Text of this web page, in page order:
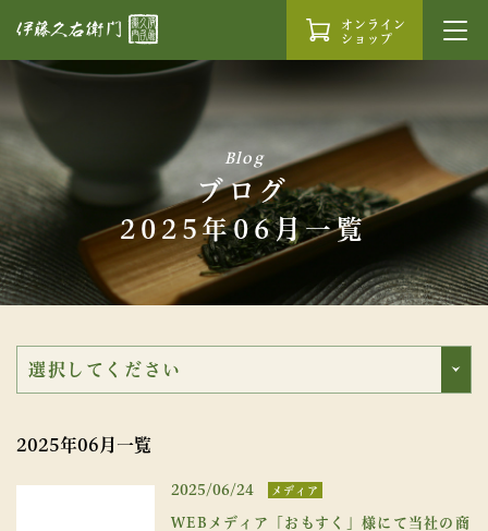
オンライン
ショップ
Blog
ブログ
2025年06月一覧
2025年06月一覧
2025/06/24 メディア
WEBメディア「おもすく」様にて当社の商